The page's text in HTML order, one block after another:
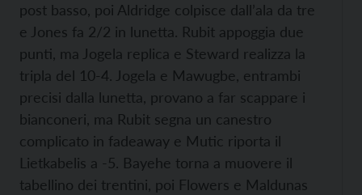
post basso, poi Aldridge colpisce dall’ala da tre
e Jones fa 2/2 in lunetta. Rubit appoggia due
punti, ma Jogela replica e Steward realizza la
tripla del 10-4. Jogela e Mawugbe, entrambi
precisi dalla lunetta, provano a far scappare i
bianconeri, ma Rubit segna un canestro
complicato in fadeaway e Mutic riporta il
Lietkabelis a -5. Bayehe torna a muovere il
tabellino dei trentini, poi Flowers e Maldunas